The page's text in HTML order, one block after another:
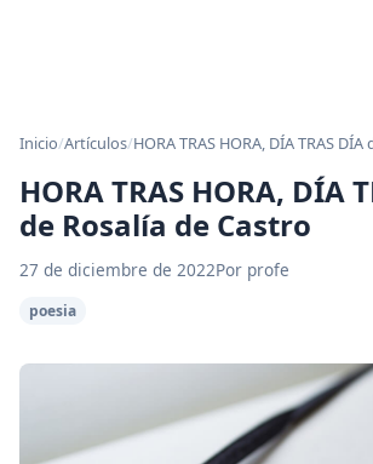
Inicio/Artículos/HORA TRAS HORA, DÍA TRAS
HORA TRAS HORA, DÍA
de Rosalía de Castro
27 de diciembre de 2022Por profe
poesia